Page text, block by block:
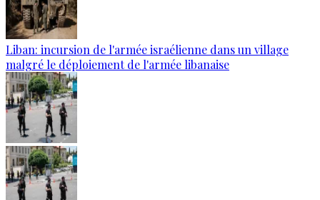
Liban: incursion de l'armée israélienne dans un village
malgré le déploiement de l'armée libanaise